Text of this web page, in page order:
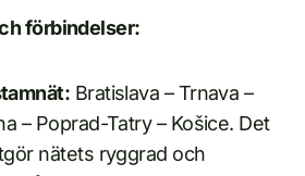
förbindelser:
Bratislava – Trnava –
– Poprad-Tatry – Košice. Det
nätets ryggrad och